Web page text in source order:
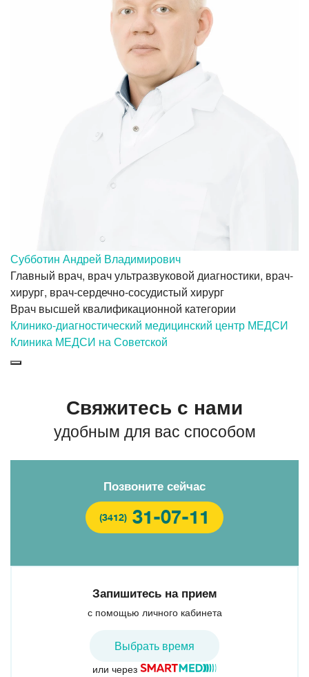
Субботин Андрей Владимирович
Главный врач, врач ультразвуковой диагностики, врач-
хирург, врач-сердечно-сосудистый хирург
Врач высшей квалификационной категории
Клинико-диагностический медицинский центр МЕДСИ
Клиника МЕДСИ на Советской
Свяжитесь с нами
удобным для вас способом
Позвоните сейчас
(3412) 31-07-11
Запишитесь на прием
с помощью личного кабинета
Выбрать время
или через